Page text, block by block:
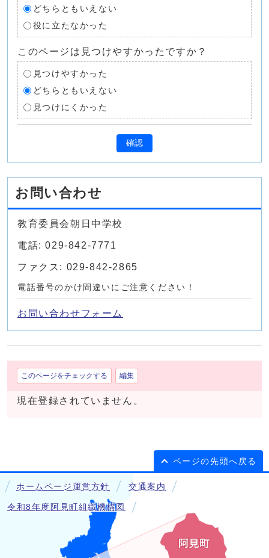
どちらともいえない
役に立たなかった
このページは見つけやすかったですか？
見つけやすかった
どちらともいえない
見つけにくかった
確認
お問い合わせ
教育委員会朝日中学校
電話: 029-842-7771
ファクス: 029-842-2865
電話番号のかけ間違いにご注意ください！
お問い合わせフォーム
このページをチェックする 編集
現在登録されていません。
ページの先頭へ戻る
ホームページ運営方針 交通案内
令和8年度阿見町組織機構図